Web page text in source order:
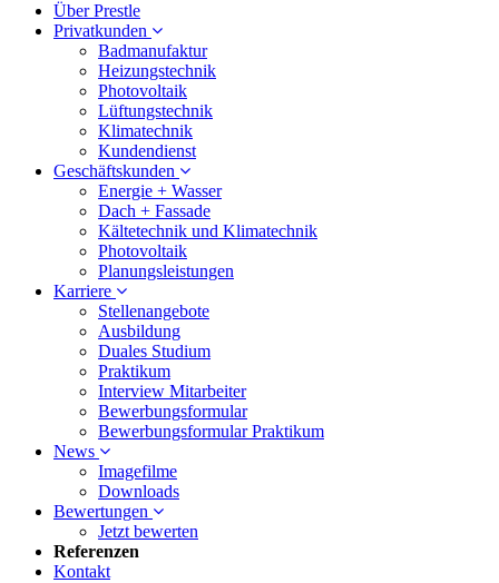
Über Prestle
Privatkunden
Badmanufaktur
Heizungstechnik
Photovoltaik
Lüftungstechnik
Klimatechnik
Kundendienst
Geschäftskunden
Energie + Wasser
Dach + Fassade
Kältetechnik und Klimatechnik
Photovoltaik
Planungsleistungen
Karriere
Stellenangebote
Ausbildung
Duales Studium
Praktikum
Interview Mitarbeiter
Bewerbungsformular
Bewerbungsformular Praktikum
News
Imagefilme
Downloads
Bewertungen
Jetzt bewerten
Referenzen
Kontakt